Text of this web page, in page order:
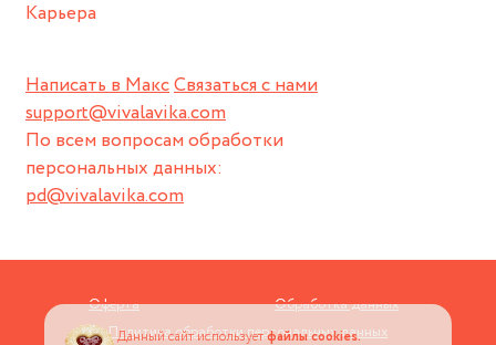
Написать в МаксСвязаться с нами
support@vivalavika.com
По всем вопросам обработки
персональных данных:
pd@vivalavika.com
Карьера
Оферта
Обработка данных
Политика обработки персональных данных
Данный сайт используетфайлы cookies.